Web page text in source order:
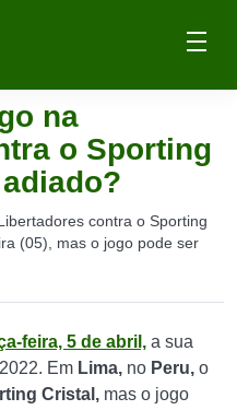
na
o Sporting
contra o Sporting
(05), mas o jogo pode ser
feira, 5 de abril, a sua
2022. Em Lima, no Peru, o
Cristal, mas o jogo